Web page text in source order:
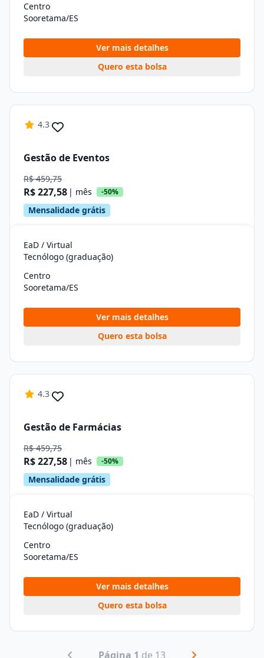
Centro
Sooretama/ES
Ver mais detalhes
Quero esta bolsa
4.3
Gestão de Eventos
R$ 459,75
R$ 227,58 | mês -50%
Mensalidade grátis
EaD / Virtual
Tecnólogo (graduação)
Centro
Sooretama/ES
Ver mais detalhes
Quero esta bolsa
4.3
Gestão de Farmácias
R$ 459,75
R$ 227,58 | mês -50%
Mensalidade grátis
EaD / Virtual
Tecnólogo (graduação)
Centro
Sooretama/ES
Ver mais detalhes
Quero esta bolsa
Página 1 de 13